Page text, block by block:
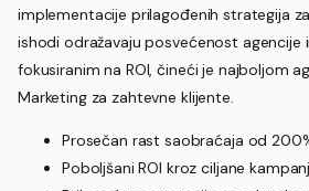
implementacije prilagođenih strategija
ishodi odražavaju posvećenost agencije
fokusiranim na ROI, čineći je najboljom
Marketing za zahtevne klijente.
Prosečan rast saobraćaja od
Poboljšani ROI kroz ciljane